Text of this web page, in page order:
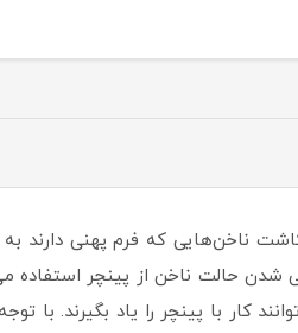
ناخن‌هایی که فرم پهنی دارند به
حالت ناخن از پینچر استفاده
با پینچر را یاد بگیرند. با توجه